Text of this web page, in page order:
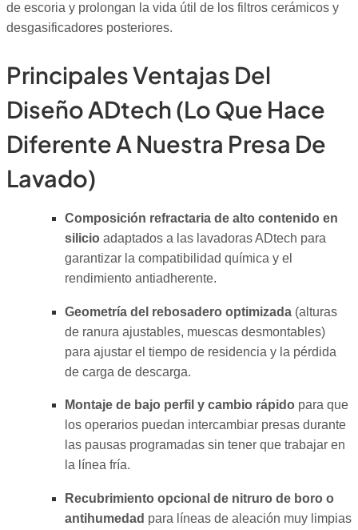
de escoria y prolongan la vida útil de los filtros cerámicos y
desgasificadores posteriores.
Principales Ventajas Del
Diseño ADtech (lo Que Hace
Diferente A Nuestra Presa De
Lavado)
Composición refractaria de alto contenido en
silicioadaptados a las lavadoras ADtech para
garantizar la compatibilidad química y el
rendimiento antiadherente.
Geometría del rebosadero optimizada(alturas
de ranura ajustables, muescas desmontables)
para ajustar el tiempo de residencia y la pérdida
de carga de descarga.
Montaje de bajo perfil y cambio rápidopara que
los operarios puedan intercambiar presas durante
las pausas programadas sin tener que trabajar en
la línea fría.
Recubrimiento opcional de nitruro de boro o
antihumedad para líneas de aleación muy limpias